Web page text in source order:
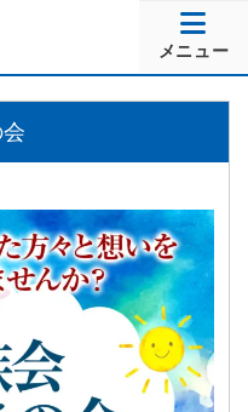
メニュー